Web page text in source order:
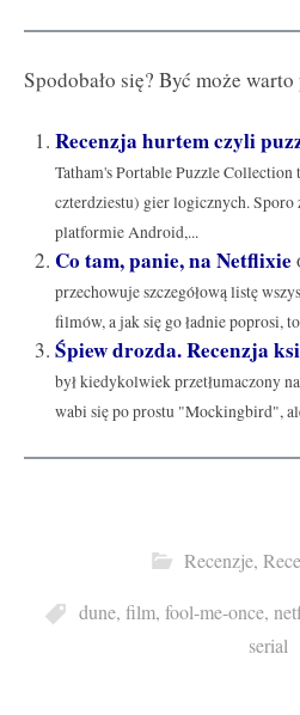
Spodobało się? Być może
Recenzja hurtem czyli
Tatham's Portable Puzzle Collection
czterdziestu) gier logicznych. Sporo
platformie Android,...
Co tam, panie, na Netflixie
przechowuje szczegółową listę
filmów, a jak się go ładnie poprosi,
Śpiew drozda. Recenzja
był kiedykolwiek przetłumaczony
wabi się po prostu "Mockingbird",
Recenzje,
dune, film, fool-me-once,
serial